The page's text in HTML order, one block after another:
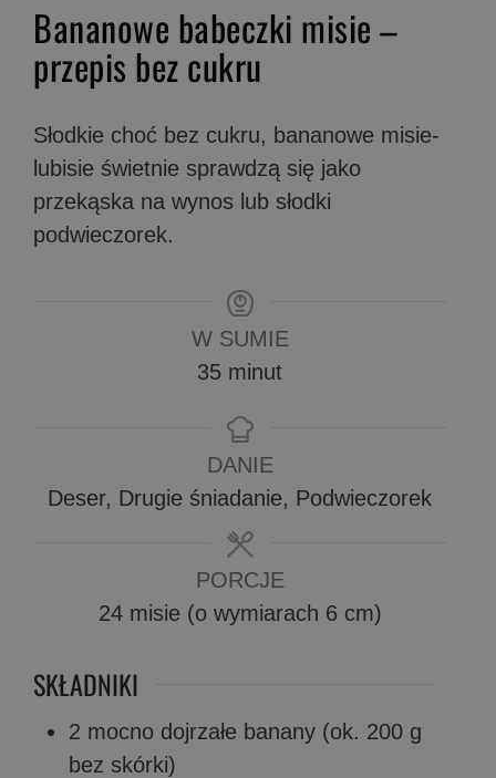
Bananowe babeczki misie –
przepis bez cukru
Słodkie choć bez cukru, bananowe misie-
lubisie świetnie sprawdzą się jako
przekąska na wynos lub słodki
podwieczorek.
W SUMIE
35minuty
minut
DANIE
Deser, Drugie śniadanie, Podwieczorek
PORCJE
24 misie (o wymiarach 6 cm)
SKŁADNIKI
2 mocno dojrzałe banany (ok. 200 g
bez skórki)